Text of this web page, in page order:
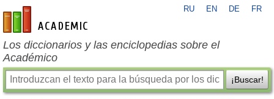
es-academic.com
RU EN DE FR
Los diccionarios y las enciclopedias sobre el
Académico
¡Buscar!